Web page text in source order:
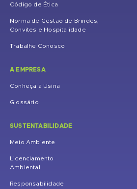
Código de Ética
Norma de Gestão de Brindes,
Convites e Hospitalidade
Trabalhe Conosco
A EMPRESA
Conheça a Usina
Glossário
SUSTENTABILIDADE
Meio Ambiente
Licenciamento
Ambiental
Responsabilidade